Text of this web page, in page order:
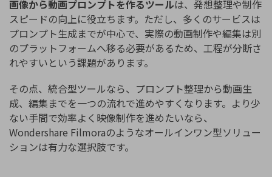
画像から動画プロンプトを作るツールは、発想整理や制作
スピードの向上に役立ちます。ただし、多くのサービスは
プロンプト生成までが中心で、実際の動画制作や編集は別
のプラットフォームへ移る必要があるため、工程が分断さ
れやすいという課題があります。
その点、統合型ツールなら、プロンプト整理から動画生
成、編集までを一つの流れで進めやすくなります。より少
ない手間で効率よく映像制作を進めたいなら、
Wondershare Filmoraのようなオールインワン型ソリュー
ションは有力な選択肢です。